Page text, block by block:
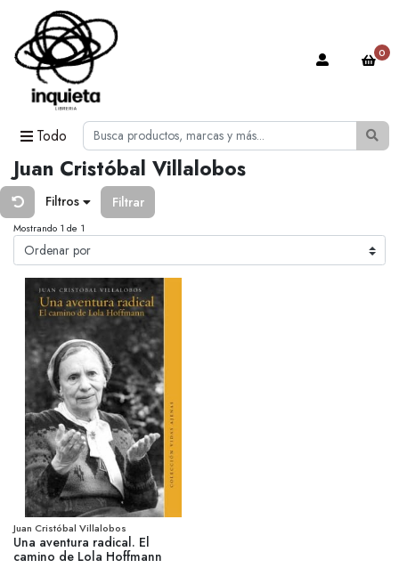
Todo
0
Juan Cristóbal Villalobos
Filtros Filtrar
Mostrando 1 de 1
Juan Cristóbal Villalobos
Una aventura radical. El
camino de Lola Hoffmann